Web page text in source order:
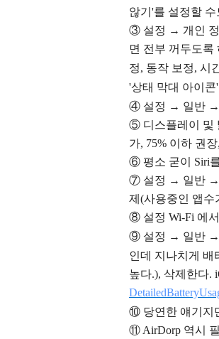
않기'를 설정할 수
③ 설정 → 개인
면 전부 꺼두도록
정, 동작 보정, 시
'상태 막대 아이
④ 설정 → 일반 →
⑤ 디스플레이 및
가, 75% 이하 권
⑥ 평소 굳이 Siri
⑦ 설정 → 일반 →
제(사용중인 앱수
⑧ 설정 Wi-Fi 에
⑨ 설정 → 일반 →
인데 지나치게 배
높다.), 삭제한다.
⑩ 당연한 얘기지
⑪ AirDorp 역시